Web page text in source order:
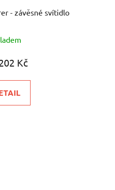
- závěsné svítidlo
Kč